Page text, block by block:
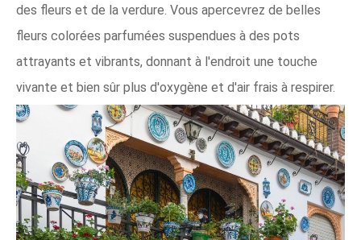
des fleurs et de la verdure. Vous apercevrez de belles
fleurs colorées parfumées suspendues à des pots
attrayants et vibrants, donnant à l'endroit une touche
vivante et bien sûr plus d'oxygène et d'air frais à respirer.